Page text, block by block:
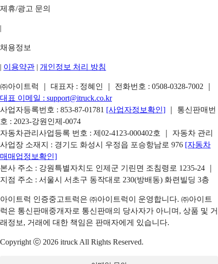
제휴/광고 문의
|
채용정보
| 이용약관 | 개인정보 처리 방침
㈜아이트럭 ｜ 대표자 : 정혜인 ｜ 전화번호 : 0508-0328-7002
대표 이메일 : support@itruck.co.kr
사업자등록번호 : 853-87-01781 [사업자정보확인]
｜ 통신판매번
호 : 2023-강원인제-0074
자동차관리사업등록 번호 : 제02-4123-000402호 ｜ 자동차 관리
사업장 소재지 : 경기도 화성시 우정읍 포승항남로 976 [자동차
매매업정보확인]
본사 주소 : 강원특별자치도 인제군 기린면 조침령로 1235-24 ｜
지점 주소 : 서울시 서초구 동작대로 230(방배동) 화련빌딩 3층
아이트럭 인증중고트럭은 ㈜아이트럭이 운영합니다. ㈜아이트
럭은 통신판매중개자로 통신판매의 당사자가 아니며, 상품 및 거
래정보, 거래에 대한 책임은 판매자에게 있습니다.
Copyright ⓒ 2026 itruck All Rights Reserved.